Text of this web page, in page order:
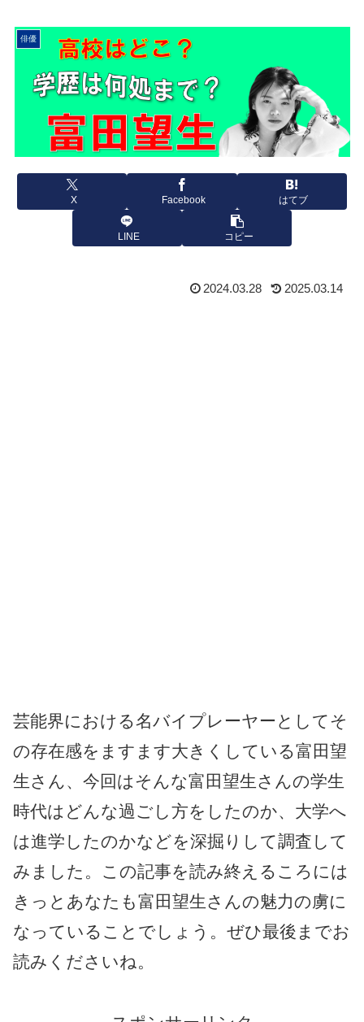
俳優
X Facebook はてブ
LINE コピー
2024.03.28 2025.03.14
芸能界における名バイプレーヤーとしてそ
の存在感をますます大きくしている富田望
生さん、今回はそんな富田望生さんの学生
時代はどんな過ごし方をしたのか、大学へ
は進学したのかなどを深掘りして調査して
みました。この記事を読み終えるころには
きっとあなたも富田望生さんの魅力の虜に
なっていることでしょう。ぜひ最後までお
読みくださいね。